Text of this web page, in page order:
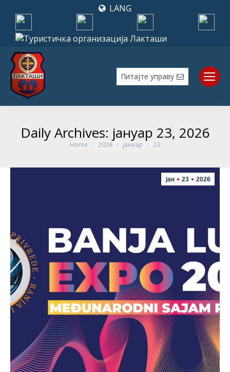
LANG
Питајте управу
Daily Archives: јануар 23, 2026
You are here:
Home 2026 јануар 23
јан 23 2026